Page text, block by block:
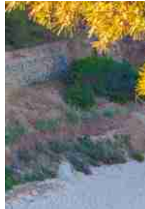
Saltar al contenido